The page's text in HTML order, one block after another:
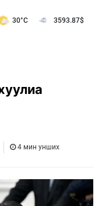
30°C 3593.87$
4 мин унших